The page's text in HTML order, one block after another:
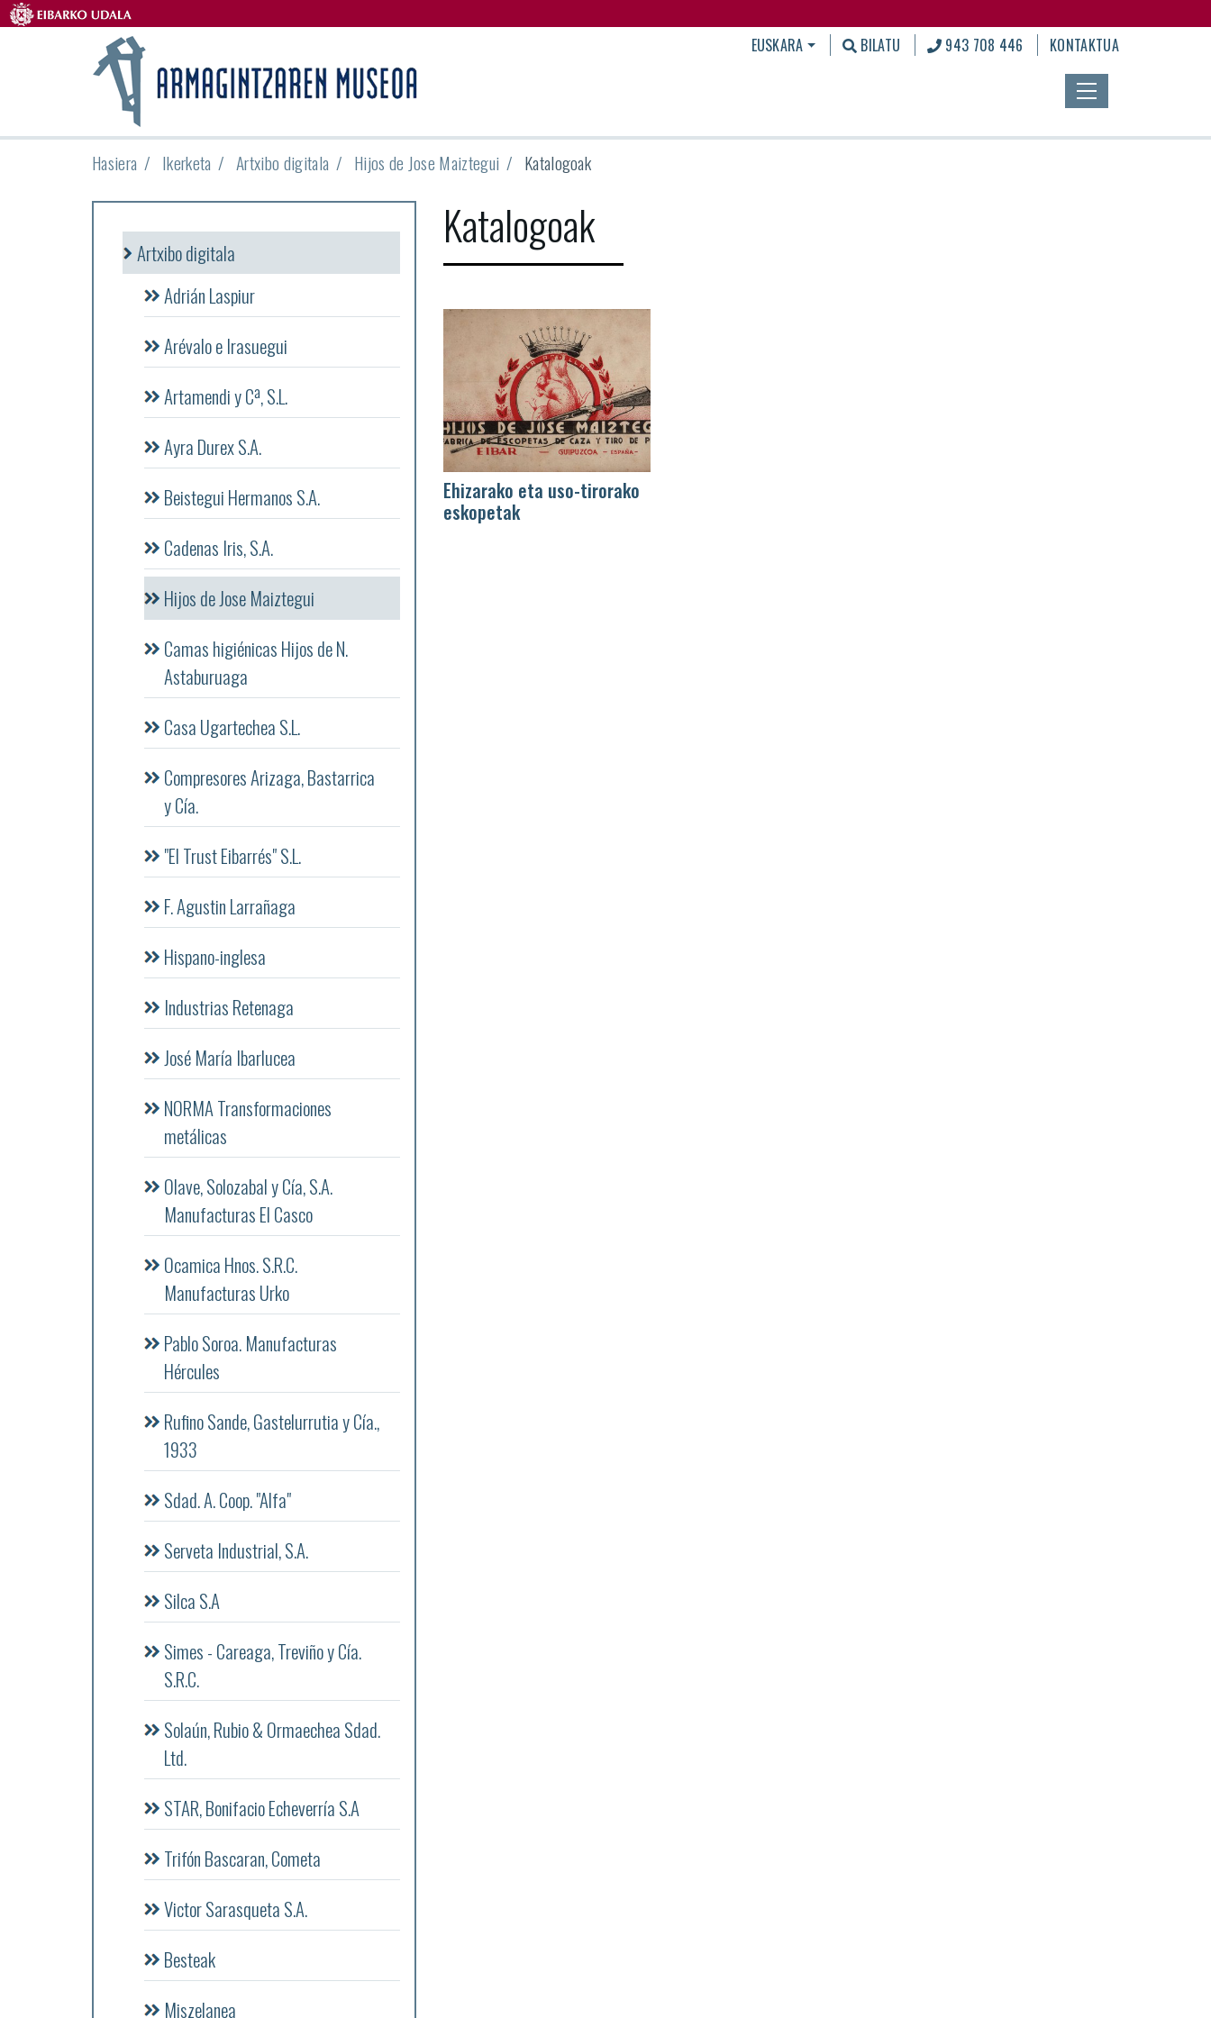
EUSKARA BILATU 943 708 446 KONTAKTUA
Hasiera Ikerketa Artxibo digitala Hijos de Jose Maiztegui Katalogoak
Katalogoak
Ehizarako eta uso-tirorako
eskopetak
Artxibo digitala
Adrián Laspiur
Arévalo e Irasuegui
Artamendi y Cª, S.L.
Ayra Durex S.A.
Beistegui Hermanos S.A.
Cadenas Iris, S.A.
Hijos de Jose Maiztegui
Camas higiénicas Hijos de N.
Astaburuaga
Casa Ugartechea S.L.
Compresores Arizaga, Bastarrica
y Cía.
"El Trust Eibarrés" S.L.
F. Agustin Larrañaga
Hispano-inglesa
Industrias Retenaga
José María Ibarlucea
NORMA Transformaciones
metálicas
Olave, Solozabal y Cía, S.A.
Manufacturas El Casco
Ocamica Hnos. S.R.C.
Manufacturas Urko
Pablo Soroa. Manufacturas
Hércules
Rufino Sande, Gastelurrutia y Cía.,
1933
Sdad. A. Coop. "Alfa"
Serveta Industrial, S.A.
Silca S.A
Simes - Careaga, Treviño y Cía.
S.R.C.
Solaún, Rubio & Ormaechea Sdad.
Ltd.
STAR, Bonifacio Echeverría S.A
Trifón Bascaran, Cometa
Victor Sarasqueta S.A.
Besteak
Miszelanea